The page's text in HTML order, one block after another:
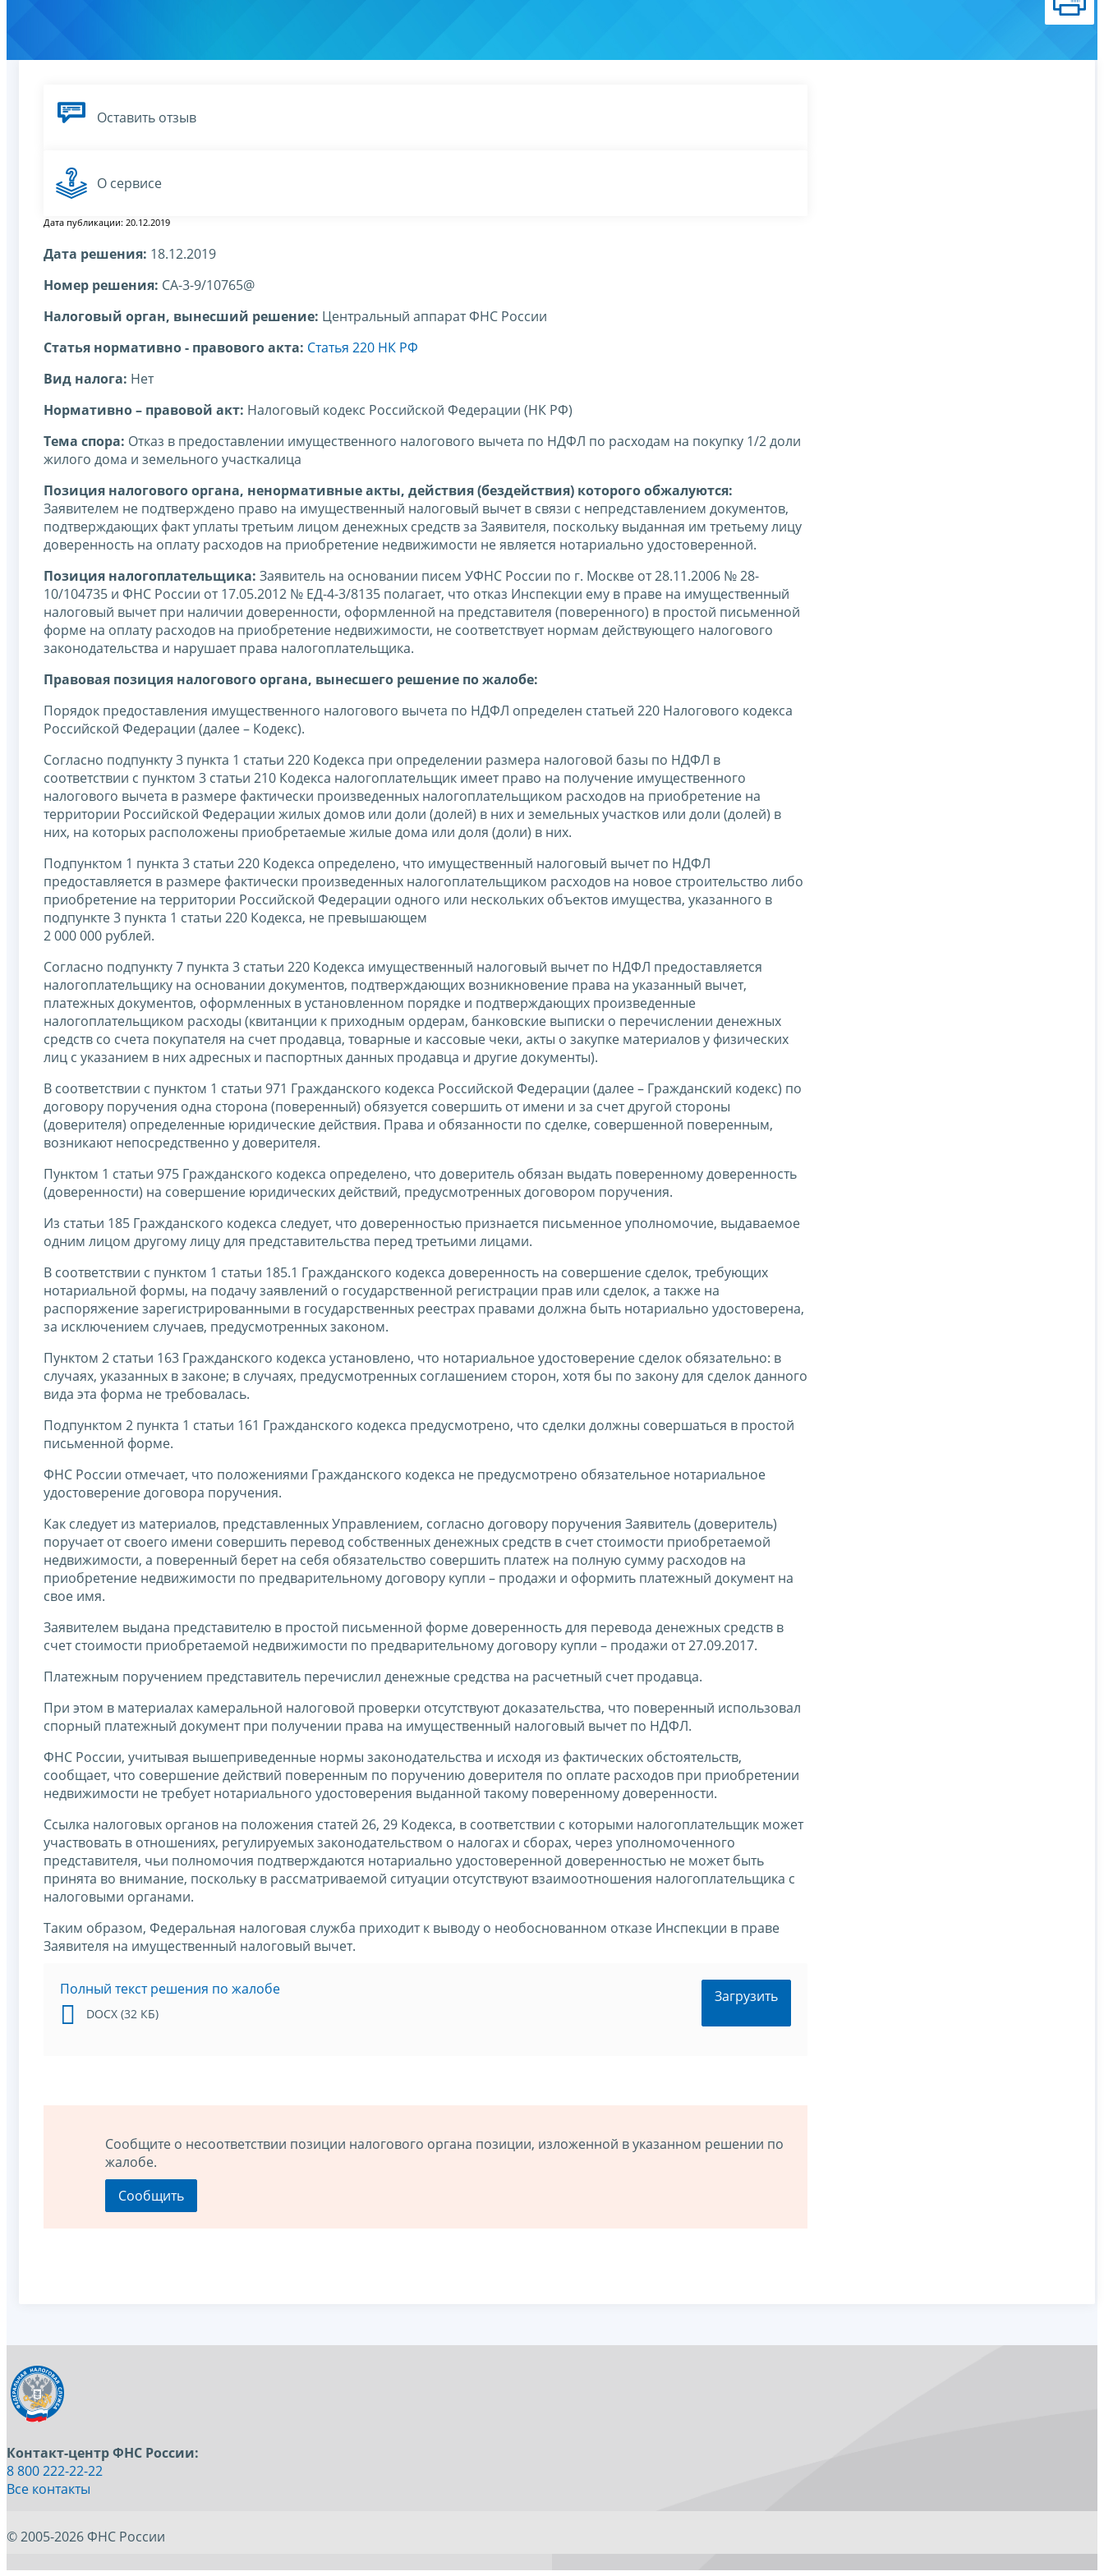
Оставить отзыв
О сервисе
Дата публикации: 20.12.2019
Дата решения: 18.12.2019
Номер решения: СА-3-9/10765@
Налоговый орган, вынесший решение: Центральный аппарат ФНС России
Статья нормативно - правового акта: Статья 220 НК РФ
Вид налога: Нет
Нормативно – правовой акт: Налоговый кодекс Российской Федерации (НК РФ)
Тема спора: Отказ в предоставлении имущественного налогового вычета по НДФЛ по расходам на покупку 1/2 доли
жилого дома и земельного участкалица
Позиция налогового органа, ненормативные акты, действия (бездействия) которого обжалуются:
Заявителем не подтверждено право на имущественный налоговый вычет в связи с непредставлением документов,
подтверждающих факт уплаты третьим лицом денежных средств за Заявителя, поскольку выданная им третьему лицу
доверенность на оплату расходов на приобретение недвижимости не является нотариально удостоверенной.
Позиция налогоплательщика: Заявитель на основании писем УФНС России по г. Москве от 28.11.2006 № 28-
10/104735 и ФНС России от 17.05.2012 № ЕД-4-3/8135 полагает, что отказ Инспекции ему в праве на имущественный
налоговый вычет при наличии доверенности, оформленной на представителя (поверенного) в простой письменной
форме на оплату расходов на приобретение недвижимости, не соответствует нормам действующего налогового
законодательства и нарушает права налогоплательщика.
Правовая позиция налогового органа, вынесшего решение по жалобе:
Порядок предоставления имущественного налогового вычета по НДФЛ определен статьей 220 Налогового кодекса
Российской Федерации (далее – Кодекс).
Согласно подпункту 3 пункта 1 статьи 220 Кодекса при определении размера налоговой базы по НДФЛ в
соответствии с пунктом 3 статьи 210 Кодекса налогоплательщик имеет право на получение имущественного
налогового вычета в размере фактически произведенных налогоплательщиком расходов на приобретение на
территории Российской Федерации жилых домов или доли (долей) в них и земельных участков или доли (долей) в
них, на которых расположены приобретаемые жилые дома или доля (доли) в них.
Подпунктом 1 пункта 3 статьи 220 Кодекса определено, что имущественный налоговый вычет по НДФЛ
предоставляется в размере фактически произведенных налогоплательщиком расходов на новое строительство либо
приобретение на территории Российской Федерации одного или нескольких объектов имущества, указанного в
подпункте 3 пункта 1 статьи 220 Кодекса, не превышающем
2 000 000 рублей.
Согласно подпункту 7 пункта 3 статьи 220 Кодекса имущественный налоговый вычет по НДФЛ предоставляется
налогоплательщику на основании документов, подтверждающих возникновение права на указанный вычет,
платежных документов, оформленных в установленном порядке и подтверждающих произведенные
налогоплательщиком расходы (квитанции к приходным ордерам, банковские выписки о перечислении денежных
средств со счета покупателя на счет продавца, товарные и кассовые чеки, акты о закупке материалов у физических
лиц с указанием в них адресных и паспортных данных продавца и другие документы).
В соответствии с пунктом 1 статьи 971 Гражданского кодекса Российской Федерации (далее – Гражданский кодекс) по
договору поручения одна сторона (поверенный) обязуется совершить от имени и за счет другой стороны
(доверителя) определенные юридические действия. Права и обязанности по сделке, совершенной поверенным,
возникают непосредственно у доверителя.
Пунктом 1 статьи 975 Гражданского кодекса определено, что доверитель обязан выдать поверенному доверенность
(доверенности) на совершение юридических действий, предусмотренных договором поручения.
Из статьи 185 Гражданского кодекса следует, что доверенностью признается письменное уполномочие, выдаваемое
одним лицом другому лицу для представительства перед третьими лицами.
В соответствии с пунктом 1 статьи 185.1 Гражданского кодекса доверенность на совершение сделок, требующих
нотариальной формы, на подачу заявлений о государственной регистрации прав или сделок, а также на
распоряжение зарегистрированными в государственных реестрах правами должна быть нотариально удостоверена,
за исключением случаев, предусмотренных законом.
Пунктом 2 статьи 163 Гражданского кодекса установлено, что нотариальное удостоверение сделок обязательно: в
случаях, указанных в законе; в случаях, предусмотренных соглашением сторон, хотя бы по закону для сделок данного
вида эта форма не требовалась.
Подпунктом 2 пункта 1 статьи 161 Гражданского кодекса предусмотрено, что сделки должны совершаться в простой
письменной форме.
ФНС России отмечает, что положениями Гражданского кодекса не предусмотрено обязательное нотариальное
удостоверение договора поручения.
Как следует из материалов, представленных Управлением, согласно договору поручения Заявитель (доверитель)
поручает от своего имени совершить перевод собственных денежных средств в счет стоимости приобретаемой
недвижимости, а поверенный берет на себя обязательство совершить платеж на полную сумму расходов на
приобретение недвижимости по предварительному договору купли – продажи и оформить платежный документ на
свое имя.
Заявителем выдана представителю в простой письменной форме доверенность для перевода денежных средств в
счет стоимости приобретаемой недвижимости по предварительному договору купли – продажи от 27.09.2017.
Платежным поручением представитель перечислил денежные средства на расчетный счет продавца.
При этом в материалах камеральной налоговой проверки отсутствуют доказательства, что поверенный использовал
спорный платежный документ при получении права на имущественный налоговый вычет по НДФЛ.
ФНС России, учитывая вышеприведенные нормы законодательства и исходя из фактических обстоятельств,
сообщает, что совершение действий поверенным по поручению доверителя по оплате расходов при приобретении
недвижимости не требует нотариального удостоверения выданной такому поверенному доверенности.
Ссылка налоговых органов на положения статей 26, 29 Кодекса, в соответствии с которыми налогоплательщик может
участвовать в отношениях, регулируемых законодательством о налогах и сборах, через уполномоченного
представителя, чьи полномочия подтверждаются нотариально удостоверенной доверенностью не может быть
принята во внимание, поскольку в рассматриваемой ситуации отсутствуют взаимоотношения налогоплательщика с
налоговыми органами.
Таким образом, Федеральная налоговая служба приходит к выводу о необоснованном отказе Инспекции в праве
Заявителя на имущественный налоговый вычет.
Полный текст решения по жалобе
DOCX (32 КБ)
Загрузить
Сообщите о несоответствии позиции налогового органа позиции, изложенной в указанном решении по
жалобе.
Контакт-центр ФНС России:
8 800 222-22-22
Все контакты
© 2005-2026 ФНС России